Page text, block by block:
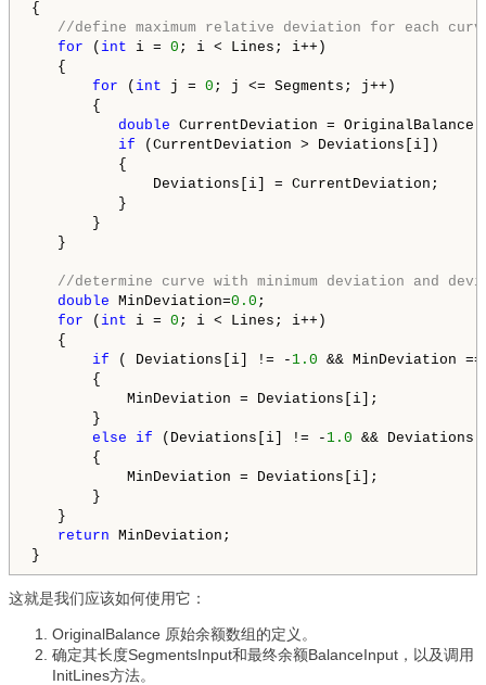
{
//define maximum relative deviation for each
for ( int i = 0 ; i < Lines; i++)
{
for ( int j = 0 ; j <= Segments; j++)
{
double CurrentDeviation =
if (CurrentDeviation > Deviations[i])
{
Deviations[i] = CurrentDeviation;
}
}
}
//determine curve with minimum deviation and
double MinDeviation=0.0 ;
for ( int i = 0 ; i < Lines; i++)
{
if ( Deviations[i] != - 1.0 && MinDeviation
{
MinDeviation = Deviations[i];
}
else
if (Deviations[i] != - 1.0 &&
{
MinDeviation = Deviations[i];
}
}
return MinDeviation;
这就是我们应该如何使用它：
OriginalBalance 原始余额数组的定义。
确定其长度SegmentsInput和最终余额BalanceInput，以及调用
InitLines方法。